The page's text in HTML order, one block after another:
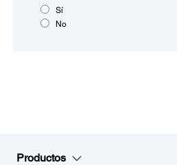
Sí
No
Productos